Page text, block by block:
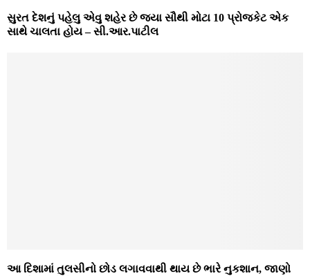
સુરત દેશનું પહેલુ એવુ શહેર છે જ્યા સૌથી મોટા 10 પ્રોજ્કેટ એક
સાથે ચાલતા હોય – સી.આર.પાટીલ
આ દિશામાં તુલસીનો છોડ લગાવવાથી થાય છે ભારે નુકશાન, જાણો